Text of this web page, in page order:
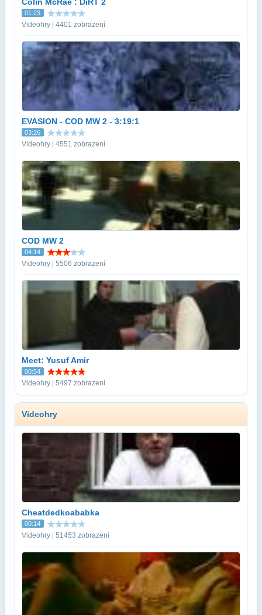
01:23
Videohry | 4401 zobrazení
EVASION - COD MW 2 - 3:19:1
03:26
Videohry | 4551 zobrazení
COD MW 2
04:14
Videohry | 5506 zobrazení
Meet: Yusuf Amir
00:54
Videohry | 5497 zobrazení
Videohry
Cheatdedkoababka
00:14
Videohry | 51453 zobrazení